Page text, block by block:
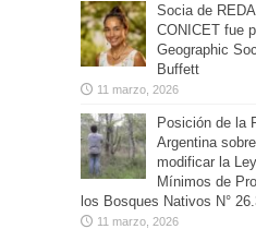
Socia de
CONICET fue
Geographic
Buffett
11 marzo, 2026
Posición de la
Argentina
modificar la
Mínimos de
los Bosques Nativos N°
11 marzo, 2026